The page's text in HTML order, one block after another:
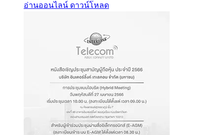
อ่านออนไลน์ ดาวน์โหลด